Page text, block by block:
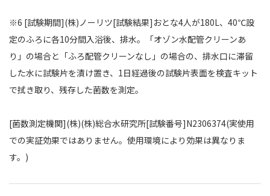
※6 [試験期間](株)ノーリツ[試験結果]おとな4人が180L、40℃設
定のふろに各10分間入浴後、排水。「オゾン水配管クリーンあ
り」の場合と「ふろ配管クリーンなし」の場合の、排水口に滞留
した水に試験片を漬け置き、1日経過後の試験片表面を検査キット
で拭き取り、残存した菌数を測定。
[菌数測定機関](株)(株)総合水研究所[試験番号]N2306374(実使用
での実証効果ではありません。使用環境により効果は異なりま
す。)